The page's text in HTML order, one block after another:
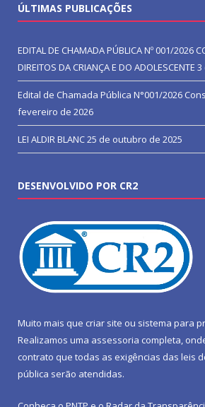
ÚLTIMAS PUBLICAÇÕES
EDITAL DE CHAMADA PÚBLICA Nº 001/2026
DIREITOS DA CRIANÇA E DO ADOLESCENTE 3
Edital de Chamada Pública N°001/2026
fevereiro de 2026
LEI ALDIR BLANC25 de outubro de 2025
DESENVOLVIDO POR CR2
Muito mais que criar site ou sistema para
Realizamos uma assessoria completa,
contrato que todas as exigências das leis
pública serão atendidas.